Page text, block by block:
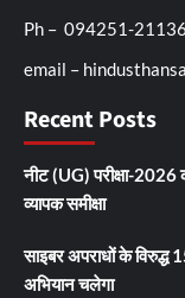
Ph – 094251-21136
email –
Recent Posts
नीट (UG) परीक्षा-2026
व्यापक समीक्षा
साइबर अपराधों के
अभियान चलेगा